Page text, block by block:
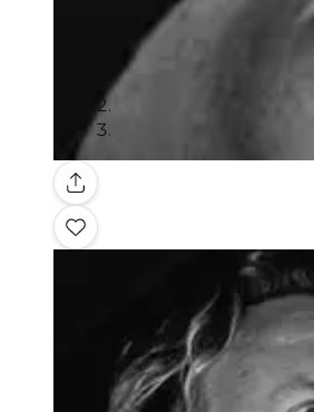
Galería